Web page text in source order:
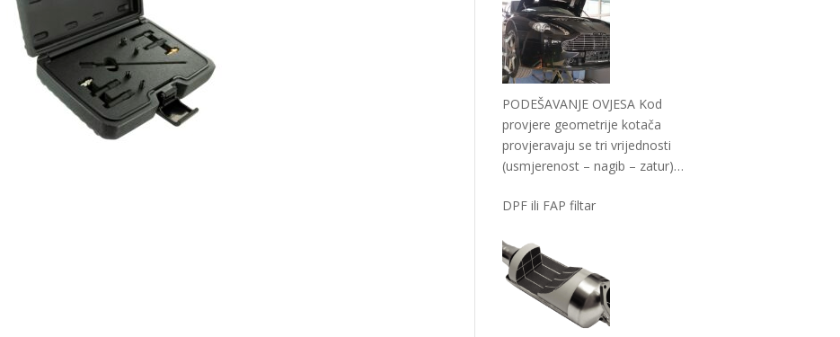
PODEŠAVANJE OVJESA Kod
provjere geometrije kotača
provjeravaju se tri vrijednosti
(usmjerenost – nagib – zatur)
usklađene …
DPF ili FAP filtar